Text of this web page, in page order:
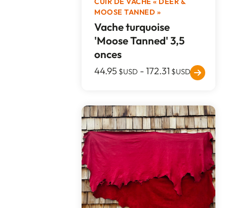
MOOSE TANNED »
Vache turquoise
'Moose Tanned' 3,5
onces
44.95 $USD -172.31 $USD